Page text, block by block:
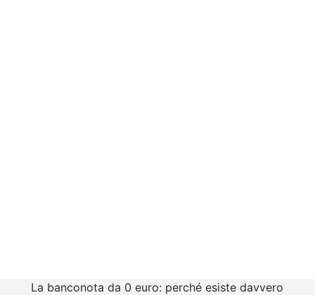
La banconota da 0 euro: perché esiste davvero